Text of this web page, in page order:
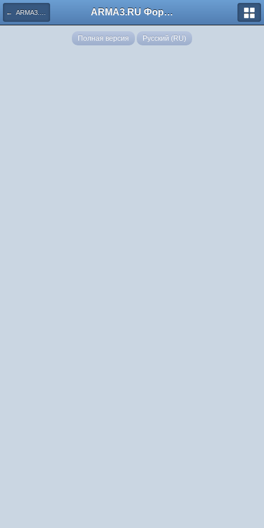
← ARMA3.RU: Hardmode Games ARMA3.RU Форум
Полная версия Русский (RU)